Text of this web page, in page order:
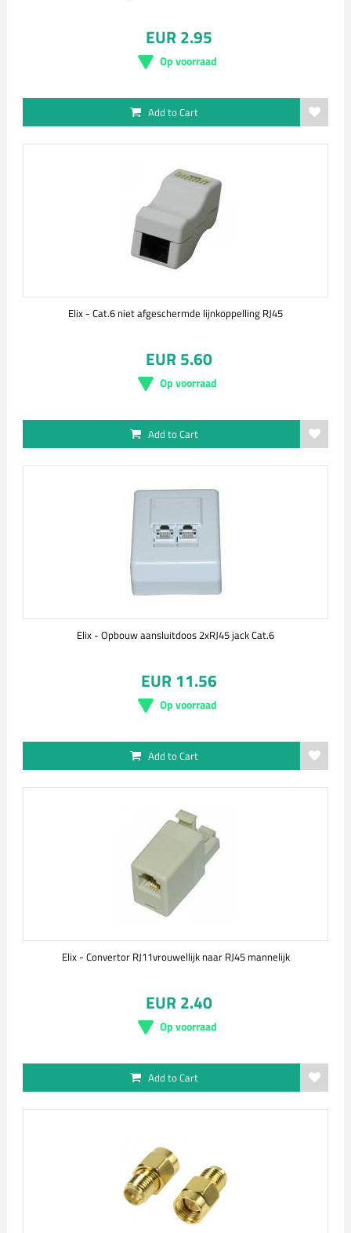
EUR 2.95
Op voorraad
Add to Cart
Elix - Cat.6 niet afgeschermde lijnkoppelling RJ45
EUR 5.60
Op voorraad
Add to Cart
Elix - Opbouw aansluitdoos 2xRJ45 jack Cat.6
EUR 11.56
Op voorraad
Add to Cart
Elix - Convertor RJ11vrouwellijk naar RJ45 mannelijk
EUR 2.40
Op voorraad
Add to Cart